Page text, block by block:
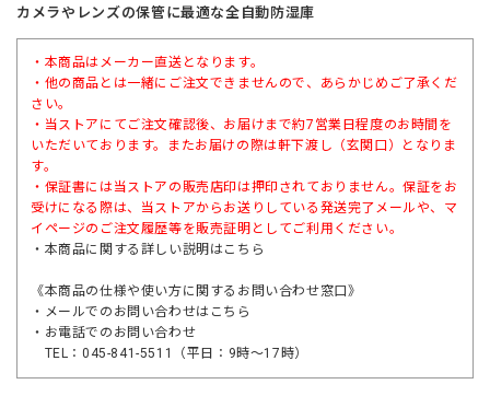
カメラやレンズの保管に最適な全自動防湿庫
・本商品はメーカー直送となります。
・他の商品とは一緒にご注文できませんので、あらかじめご了承くだ
さい。
・当ストアにてご注文確認後、お届けまで約7営業日程度のお時間を
いただいております。またお届けの際は軒下渡し（玄関口）となりま
す。
・保証書には当ストアの販売店印は押印されておりません。保証をお
受けになる際は、当ストアからお送りしている発送完了メールや、マ
イページのご注文履歴等を販売証明としてご利用ください。
・本商品に関する詳しい説明はこちら
《本商品の仕様や使い方に関するお問い合わせ窓口》
・メールでのお問い合わせは こちら
・お電話でのお問い合わせ
TEL：045-841-5511（平日：9時～17時）